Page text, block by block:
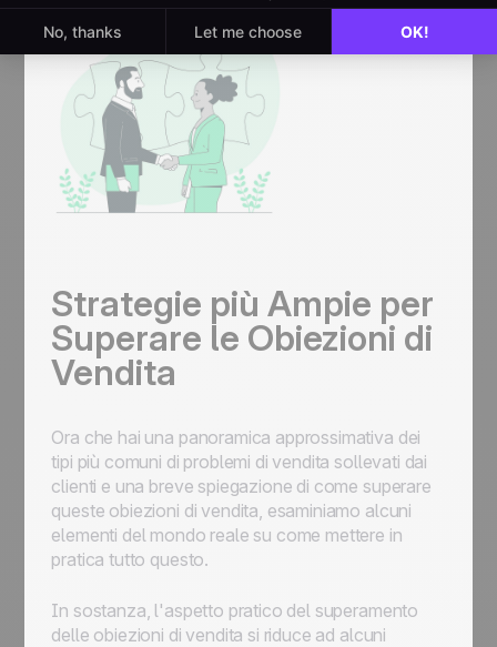
Strategie più Ampie per
Superare le Obiezioni di
Vendita
Ora che hai una panoramica approssimativa dei
tipi più comuni di problemi di vendita sollevati dai
clienti e una breve spiegazione di come superare
queste obiezioni di vendita, esaminiamo alcuni
elementi del mondo reale su come mettere in
pratica tutto questo.
In sostanza, l'aspetto pratico del superamento
delle obiezioni di vendita si riduce ad alcuni